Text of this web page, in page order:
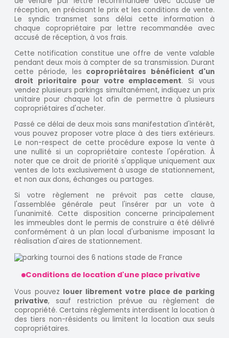
réception, en précisant le prix et les conditions de vente.
Le syndic transmet sans délai cette information à
chaque copropriétaire par lettre recommandée avec
accusé de réception, à vos frais.
Cette notification constitue une offre de vente valable
pendant deux mois à compter de sa transmission. Durant
cette période, les copropriétaires bénéficient d'un
droit prioritaire pour votre emplacement. Si vous
vendez plusieurs parkings simultanément, indiquez un prix
unitaire pour chaque lot afin de permettre à plusieurs
copropriétaires d'acheter.
Passé ce délai de deux mois sans manifestation d'intérêt,
vous pouvez proposer votre place à des tiers extérieurs.
Le non-respect de cette procédure expose la vente à
une nullité si un copropriétaire conteste l'opération. À
noter que ce droit de priorité s'applique uniquement aux
ventes de lots exclusivement à usage de stationnement,
et non aux dons, échanges ou partages.
Si votre règlement ne prévoit pas cette clause,
l'assemblée générale peut l'insérer par un vote à
l'unanimité. Cette disposition concerne principalement
les immeubles dont le permis de construire a été délivré
conformément à un plan local d'urbanisme imposant la
réalisation d'aires de stationnement.
Conditions de location d'une place privative
Vous pouvez louer librement votre place de parking
privative, sauf restriction prévue au règlement de
copropriété. Certains règlements interdisent la location à
des tiers non-résidents ou limitent la location aux seuls
copropriétaires.